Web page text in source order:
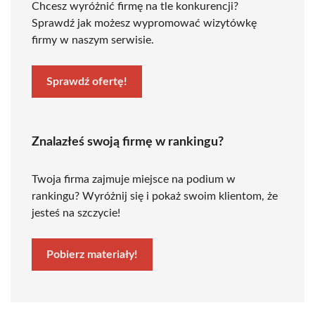
Chcesz wyróżnić firmę na tle konkurencji?
Sprawdź jak możesz wypromować wizytówkę
firmy w naszym serwisie.
Sprawdź ofertę!
Znalazłeś swoją firmę w rankingu?
Twoja firma zajmuje miejsce na podium w
rankingu? Wyróżnij się i pokaż swoim klientom, że
jesteś na szczycie!
Pobierz materiały!